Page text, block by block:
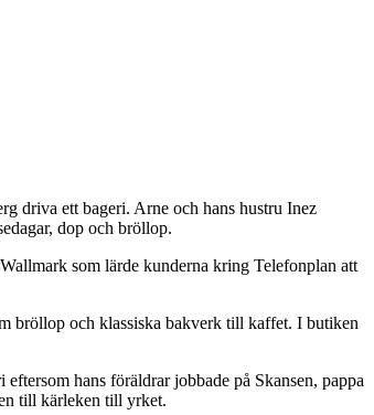
driva ett bageri. Arne och hans hustru Inez
dop och bröllop.
som lärde kunderna kring Telefonplan att
bröllop och klassiska bakverk till kaffet. I butiken
hans föräldrar jobbade på Skansen, pappa
till kärleken till yrket.